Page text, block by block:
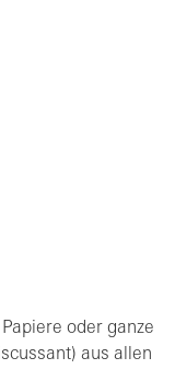
oder ganze
aus allen